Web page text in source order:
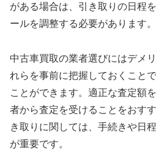
がある場合は、引き取りの日程
ールを調整する必要があります。
中古車買取の業者選びにはデメ
れらを事前に把握しておくこと
ことができます。適正な査定額
者から査定を受けることをおす
き取りに関しては、手続きや日
が重要です。